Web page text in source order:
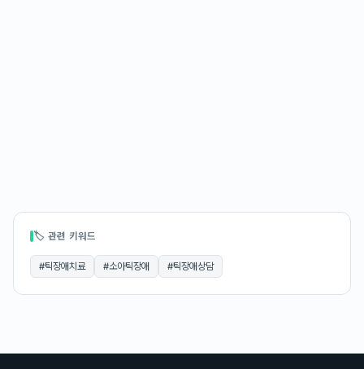
🏷 관련 키워드
#틱장애치료 #소아틱장애 #틱장애상담